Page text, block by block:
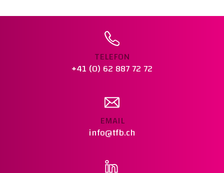
ISOTOPENSONDE
PETROGRAPHIE - GESTEINKÖRNUNG IN DER
KORROSIONSTECHNISCHE UND
ELEKTROCHEMISCHE UNTERSUCHUNGEN
TELEFON
+41 (0) 62 887 72 72
EMAIL
info@tfb.ch